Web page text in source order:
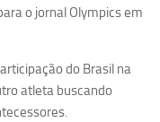
o jornal Olympics em
do Brasil na
atleta buscando